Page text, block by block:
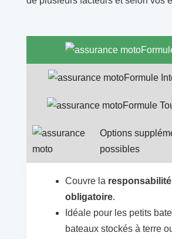
Formule
Formule
Options
possibles
Couvre la
obligatoire.
Idéale pour les petits
bateaux stockés à terre